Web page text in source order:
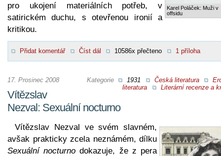
Karel Poláček: Muži v
offsidu
pro ukojení materiálních potřeb, v
satirickém duchu, s otevřenou ironií a
kritikou.
Přidat komentář Číst dál 10586x přečteno 1 příloha
Kategorie 1931 Česká literatura
literatura
Literární recenze a
17. Prosinec 2008
Vítězslav
Nezval: Sexuální nocturno
Vítězslav Nezval ve svém slavném,
avšak prakticky zcela neznámém, dílku
Sexuální nocturno dokazuje, že z pera